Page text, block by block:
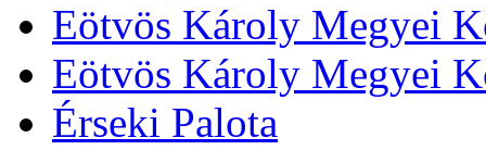
Eötvös Károly Megyei
Eötvös Károly Megyei
Érseki Palota